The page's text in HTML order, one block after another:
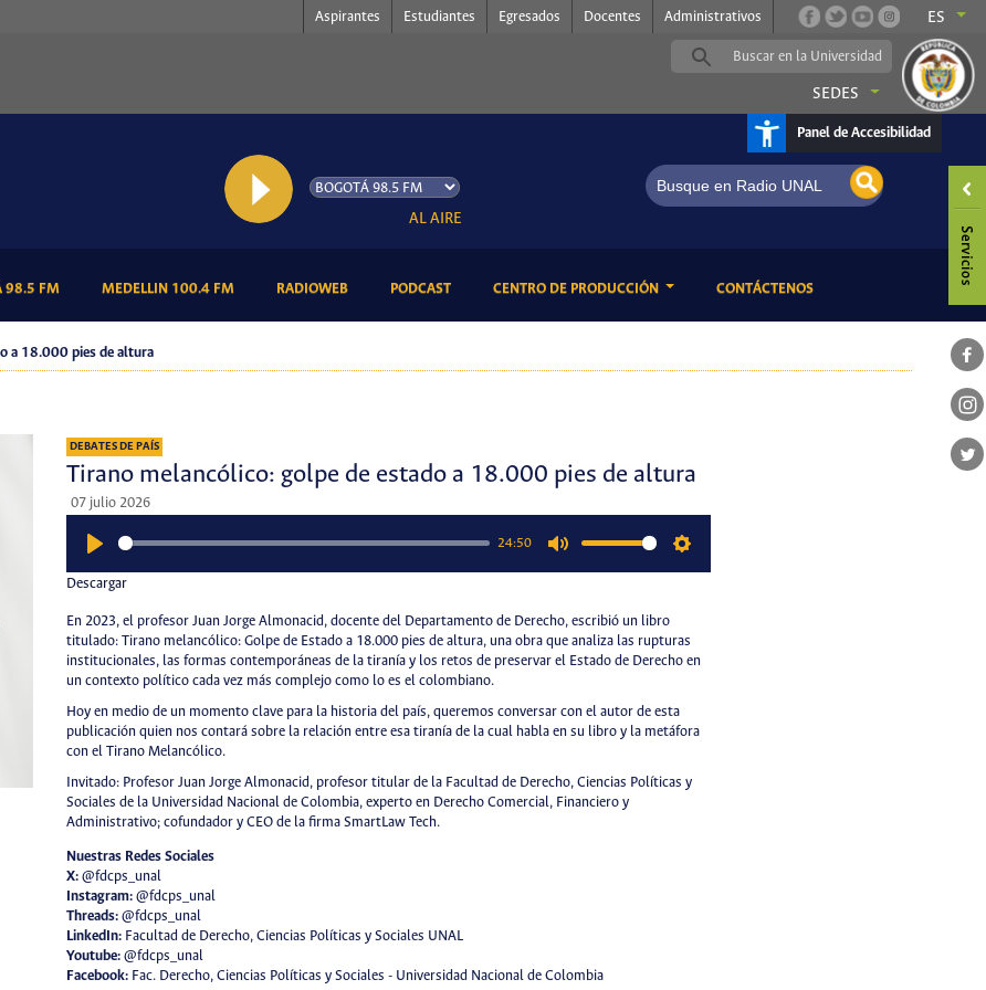
Aspirantes Estudiantes Egresados Docentes Administrativos ES
SEDES
Panel de Accesibilidad
AL AIRE: Podium Neerlandés
98.5 FM(CURRENT)MEDELLIN 100.4 FM(CURRENT)RADIOWEB(CURRENT)PODCAST(CURRENT)CENTRO DE PRODUCCIÓN CONTÁCTENOS(CURRENT)
a 18.000 pies de altura
DEBATES DE PAÍS
Tirano melancólico: golpe de estado a 18.000 pies de altura
07 julio 2026
24:50
Descargar
En 2023, el profesor Juan Jorge Almonacid, docente del Departamento de Derecho, escribió un libro
titulado: Tirano melancólico: Golpe de Estado a 18.000 pies de altura, una obra que analiza las rupturas
institucionales, las formas contemporáneas de la tiranía y los retos de preservar el Estado de Derecho en
un contexto político cada vez más complejo como lo es el colombiano.
Hoy en medio de un momento clave para la historia del país, queremos conversar con el autor de esta
publicación quien nos contará sobre la relación entre esa tiranía de la cual habla en su libro y la metáfora
con el Tirano Melancólico.
Invitado: Profesor Juan Jorge Almonacid, profesor titular de la Facultad de Derecho, Ciencias Políticas y
Sociales de la Universidad Nacional de Colombia, experto en Derecho Comercial, Financiero y
Administrativo; cofundador y CEO de la firma SmartLaw Tech.
Nuestras Redes Sociales
X:@fdcps_unal
Instagram:@fdcps_unal
Threads:@fdcps_unal
LinkedIn: Facultad de Derecho, Ciencias Políticas y Sociales UNAL
Youtube:@fdcps_unal
Facebook:Fac. Derecho, Ciencias Políticas y Sociales - Universidad Nacional de Colombia